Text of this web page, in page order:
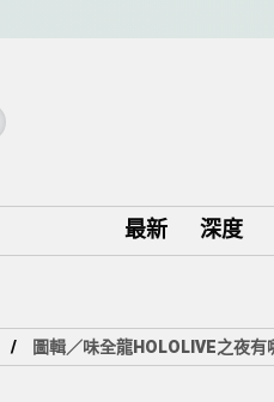
最新 深度
圖輯／味全龍HOLOLIVE之夜